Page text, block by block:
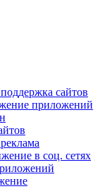
сайтов
приложений
в соц. сетях